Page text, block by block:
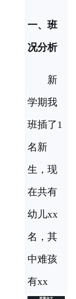
一、班
况分析
新
学期我
班插了1
名新
生，现
在共有
幼儿xx
名，其
中难孩
有xx